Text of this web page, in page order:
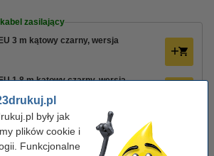
były jak
plików cookie i
Funkcjonalne
zasilający
3 m kątowy czarny, wersja
1,8 m kątowy czarny, wersja